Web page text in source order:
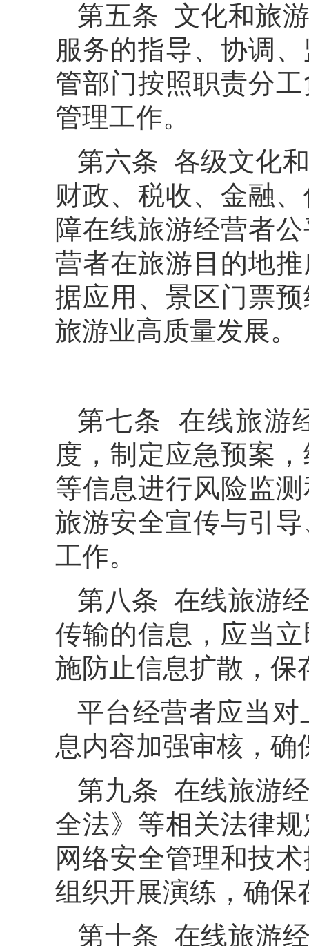
第五条 文化和旅
服务的指导、协调
管部门按照职责分
管理工作。
第六条 各级文化
财政、税收、金融
障在线旅游经营者
营者在旅游目的地
据应用、景区门票
旅游业高质量发展。
第七条 在线旅游
度，制定应急预案
等信息进行风险监
旅游安全宣传与引
工作。
第八条 在线旅游
传输的信息，应当
施防止信息扩散，保
平台经营者应当
息内容加强审核，
第九条 在线旅游
全法》等相关法律
网络安全管理和技
组织开展演练，确保
第十条 在线旅游